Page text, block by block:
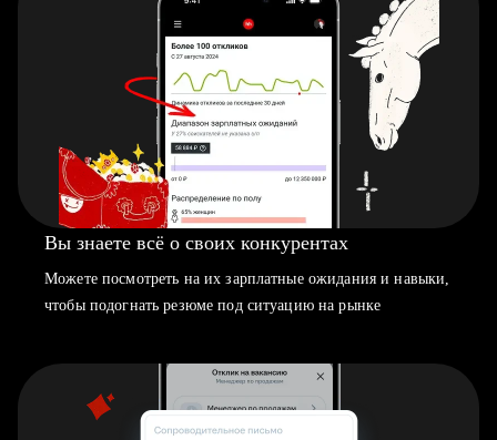
Вы знаете всё о своих конкурентах
Можете посмотреть на их зарплатные ожидания и навыки,
чтобы подогнать резюме под ситуацию на рынке